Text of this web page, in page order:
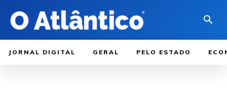
JORNAL DIGITAL GERAL PELO ESTADO